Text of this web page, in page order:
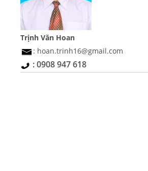
Trịnh Văn Hoan
: hoan.trinh16@gmail.com
: 0908 947 618